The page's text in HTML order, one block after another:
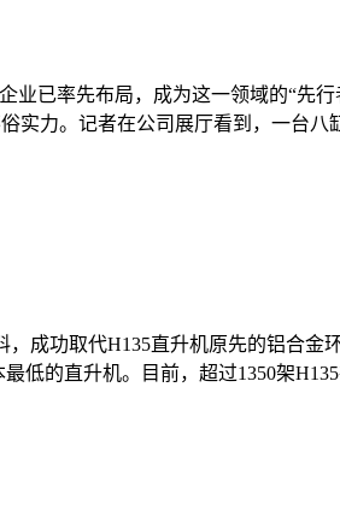
已率先布局，成为这一领域的“先
实力。记者在公司展厅看到，一台八
成功取代H135直升机原先的铝合
低的直升机。目前，超过1350架H135